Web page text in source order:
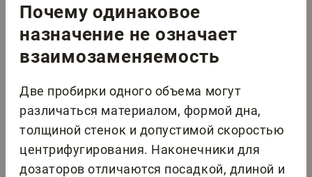
Почему одинаковое
назначение не означает
взаимозаменяемость
Две пробирки одного объема могут
различаться материалом, формой дна,
толщиной стенок и допустимой скоростью
центрифугирования. Наконечники для
дозаторов отличаются посадкой, длиной и